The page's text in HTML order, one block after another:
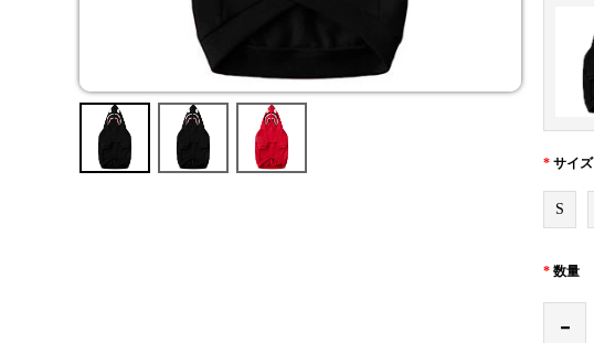
* サイズ
S
* 数量
-